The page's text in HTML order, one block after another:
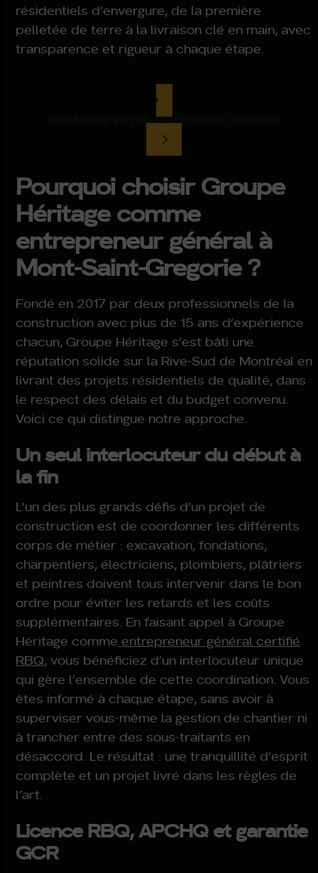
résidentiels d’envergure, de la première
pelletée de terre à la livraison clé en main, avec
transparence et rigueur à chaque étape.
DEMANDEZ VOTRE SOUMISSION GRATUITE
Pourquoi choisir Groupe
Héritage comme
entrepreneur général à
Mont-Saint-Gregorie ?
Fondé en 2017 par deux professionnels de la
construction avec plus de 15 ans d’expérience
chacun, Groupe Héritage s’est bâti une
réputation solide sur la Rive-Sud de Montréal en
livrant des projets résidentiels de qualité, dans
le respect des délais et du budget convenu.
Voici ce qui distingue notre approche.
Un seul interlocuteur du début à
la fin
L’un des plus grands défis d’un projet de
construction est de coordonner les différents
corps de métier : excavation, fondations,
charpentiers, électriciens, plombiers, plâtriers
et peintres doivent tous intervenir dans le bon
ordre pour éviter les retards et les coûts
supplémentaires. En faisant appel à Groupe
Héritage comme entrepreneur général certifié
RBQ, vous bénéficiez d’un interlocuteur unique
qui gère l’ensemble de cette coordination. Vous
êtes informé à chaque étape, sans avoir à
superviser vous-même la gestion de chantier ni
à trancher entre des sous-traitants en
désaccord. Le résultat : une tranquillité d’esprit
complète et un projet livré dans les règles de
l’art.
Licence RBQ, APCHQ et garantie
GCR